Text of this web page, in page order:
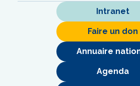
Intranet
Faire un don
Annuaire
Agenda